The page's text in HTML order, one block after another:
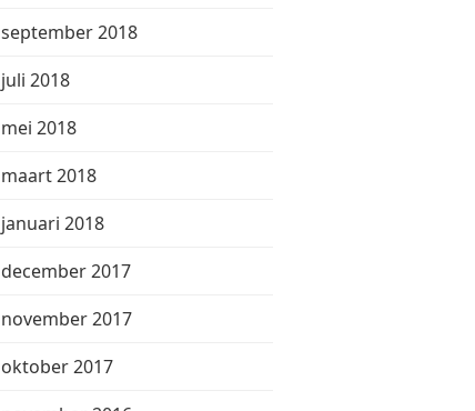
september 2018
juli 2018
mei 2018
maart 2018
januari 2018
december 2017
november 2017
oktober 2017